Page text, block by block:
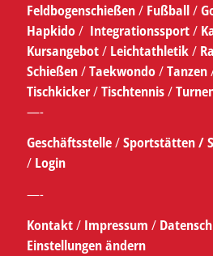
Feldbogenschießen/ Fußball/
Hapkido/ Integrationssport/
Kursangebot/Leichtathletik/
Schießen/Taekwondo/Tanzen
Tischkicker/Tischtennis/
—-
Geschäftsstelle/Sportstätten /
/ Login
—-
Kontakt/ Impressum /
Einstellungen ändern